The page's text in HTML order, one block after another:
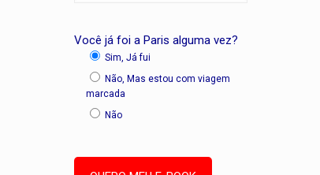
Você já foi a Paris alguma vez?
Sim, Já fui
Não, Mas estou com viagem
marcada
Não